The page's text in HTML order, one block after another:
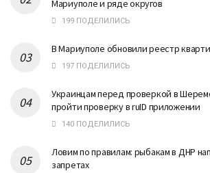
Мариуполе и ряде округов
199 ПОДЕЛИЛИСЬ
В Мариуполе обновили реестр
197 ПОДЕЛИЛИСЬ
Украинцам перед проверкой в
пройти проверку в ruID приложении
140 ПОДЕЛИЛИСЬ
Ловим по правилам: рыбакам в ДНР
запретах